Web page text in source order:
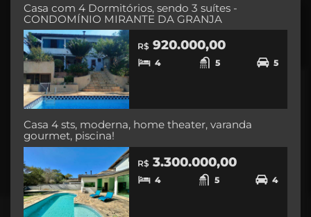
Casa com 4 Dormitórios, sendo 3 suítes -
CONDOMÍNIO MIRANTE DA GRANJA
R$ 920.000,00
4 5 5
Casa 4 sts, moderna, home theater, varanda
gourmet, piscina!
R$ 3.300.000,00
4 5 4